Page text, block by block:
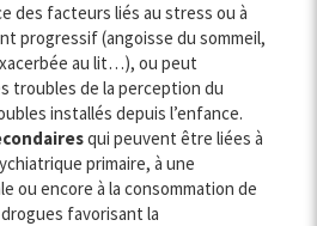
des facteurs liés au stress ou à
progressif (angoisse du sommeil,
au lit…), ou peut
troubles de la perception du
installés depuis l’enfance.
qui peuvent être liées à
primaire, à une
ou encore à la consommation de
favorisant la